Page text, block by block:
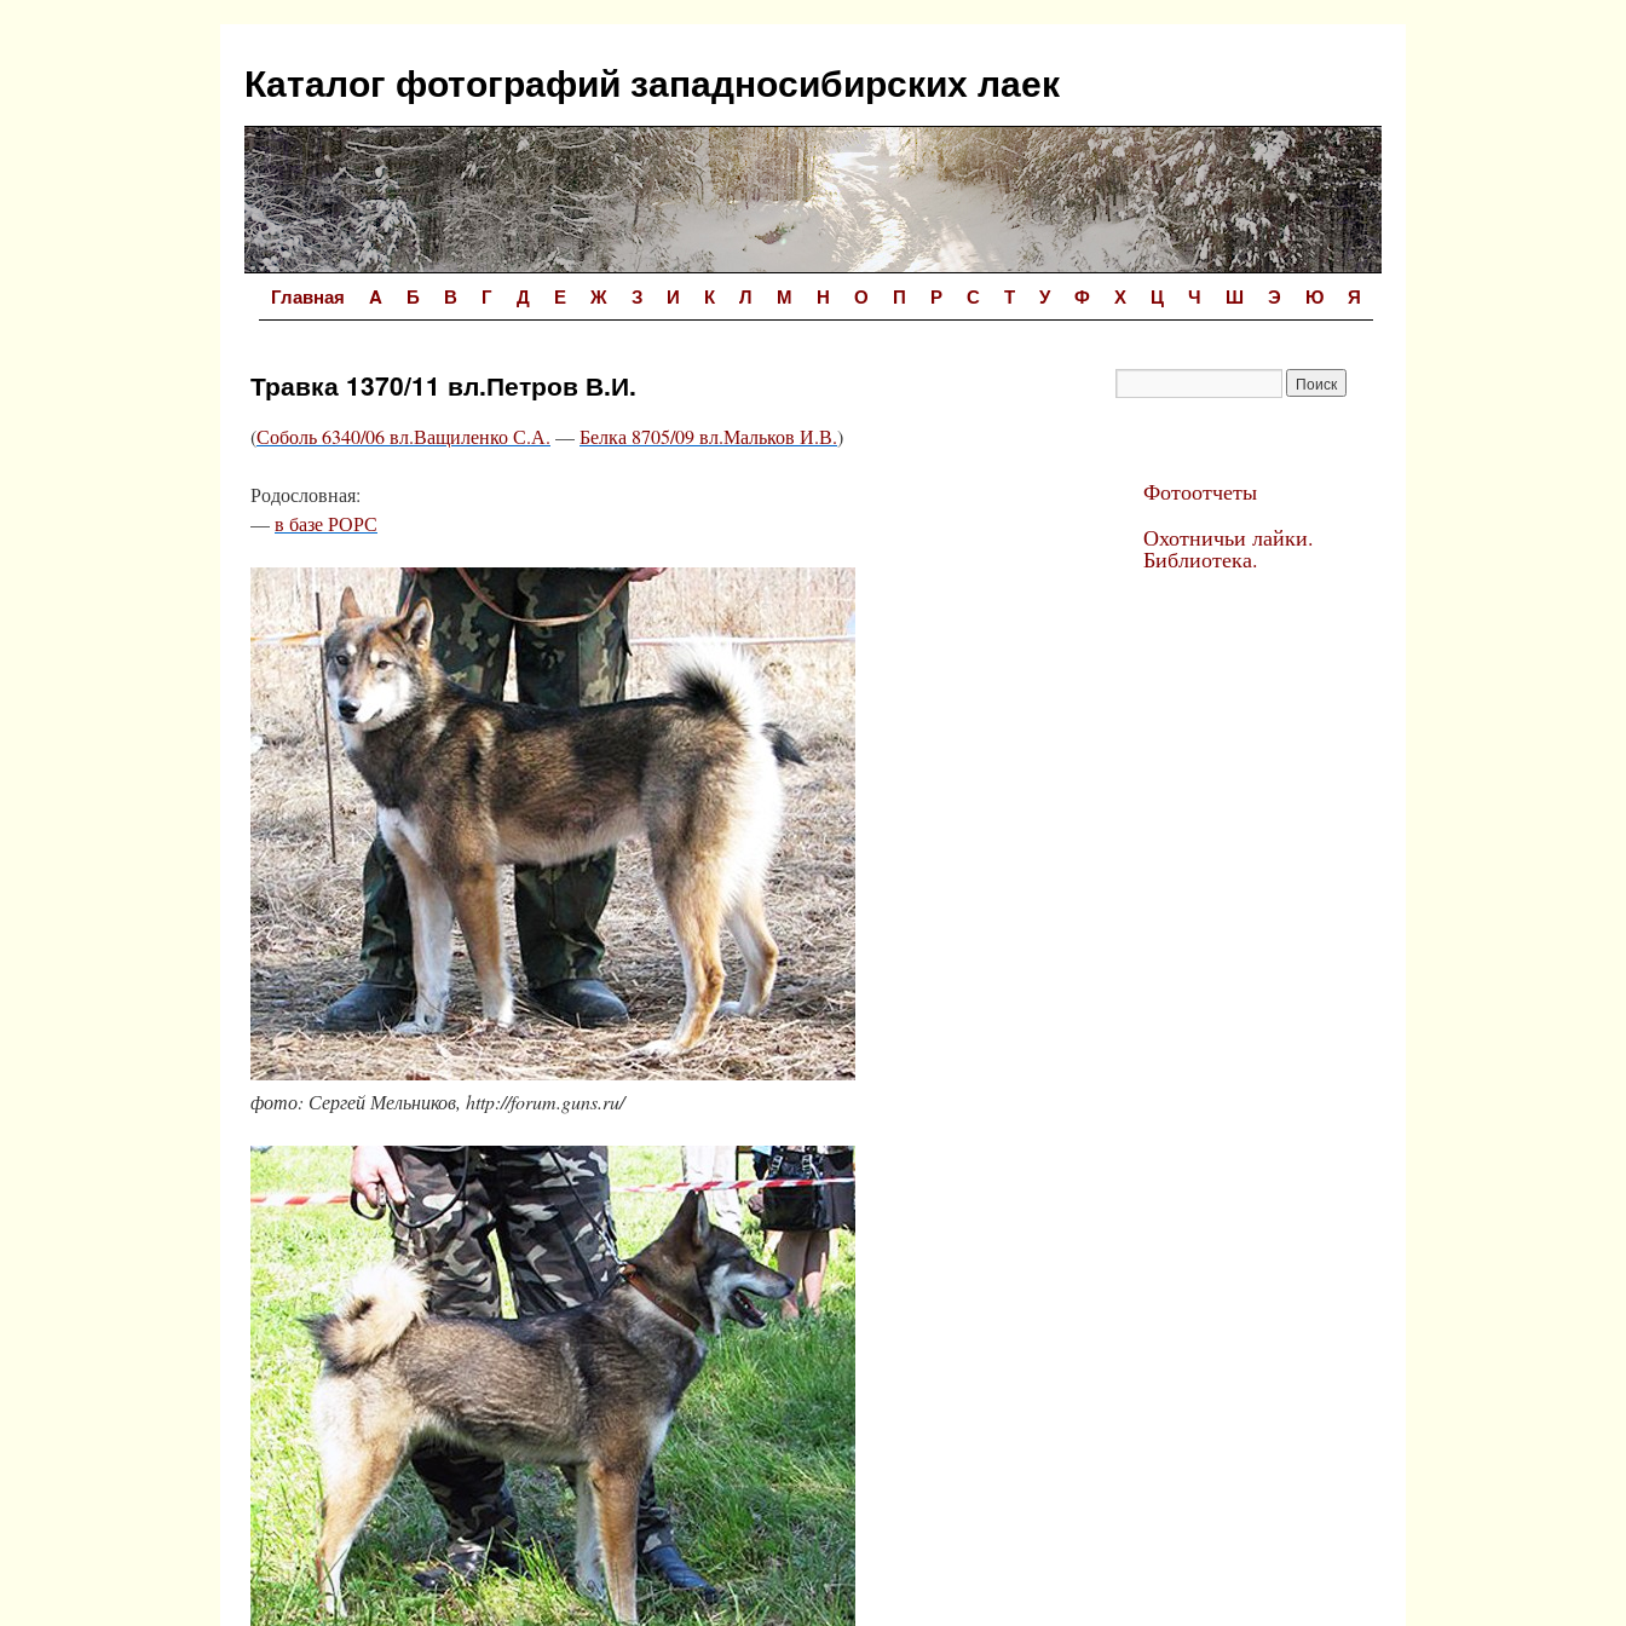
содержимому
Каталог фотографий западносибирских лаек
Главная A Б В Г Д Е Ж З И К Л М Н О П Р С Т У Ф Х Ц Ч Ш Э Ю Я
Травка 1370/11 вл.Петров В.И.
(Соболь 6340/06 вл.Ващиленко С.А. —Белка 8705/09 вл.Мальков И.В.)
Родословная:
—в базе РОРС
фото: Сергей Мельников, http://forum.guns.ru/
Фотоотчеты
Охотничьи лайки.
Библиотека.